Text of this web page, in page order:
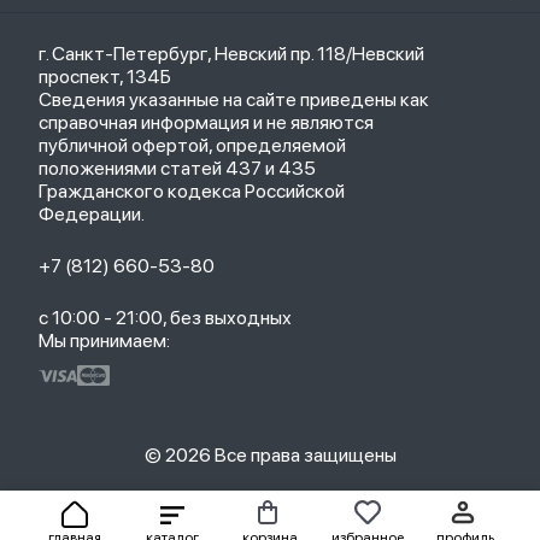
Товары для детей
Саундбары
Мониторы
ТВ-приставки
Рюкзаки
Кабели
Зарядные устройства
Политика конфиденциальности
Оплата и доставка
Партнерская программа
Гарантия
Обмен и возврат
Бонусы
Trade-in
Новые поступления
Популярное
Акции
г. Санкт-Петербург, Невский пр. 118/Невский
проспект, 134Б
Сведения указанные на сайте приведены как
справочная информация и не являются
публичной офертой, определяемой
положениями статей 437 и 435
Гражданского кодекса Российской
Федерации.
+7 (812) 660-53-80
с 10:00 - 21:00, без выходных
Мы принимаем:
© 2026 Все права защищены